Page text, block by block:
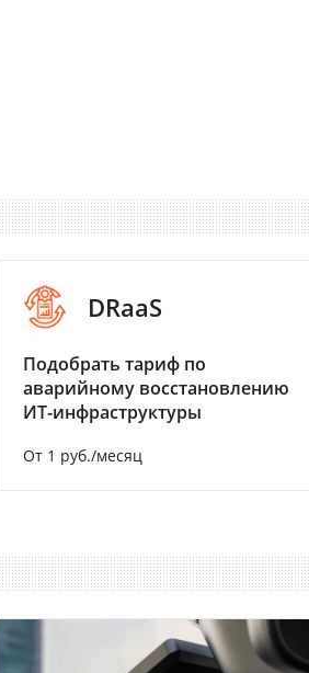
DRaaS
Подобрать тариф по
аварийному восстановлению
ИТ-инфраструктуры
От 1 руб./месяц